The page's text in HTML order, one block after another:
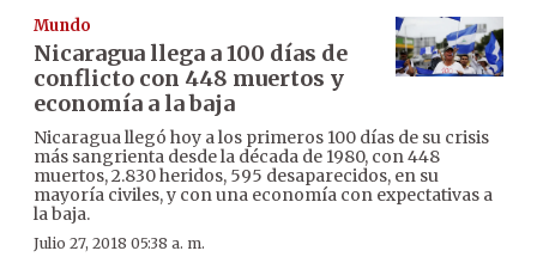
Mundo
Nicaragua llega a 100 días de
conflicto con 448 muertos y
economía a la baja
Nicaragua llegó hoy a los primeros 100 días de su crisis
más sangrienta desde la década de 1980, con 448
muertos, 2.830 heridos, 595 desaparecidos, en su
mayoría civiles, y con una economía con expectativas a
la baja.
Julio 27, 2018 05:38 a. m.